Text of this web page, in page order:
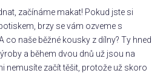
začínáme makat! Pokud jste si
brzy se vám ozveme s
co naše běžné kousky z dílny? Ty hned
a během dvou dnů už jsou na
nemusíte začít těšit, protože už skoro